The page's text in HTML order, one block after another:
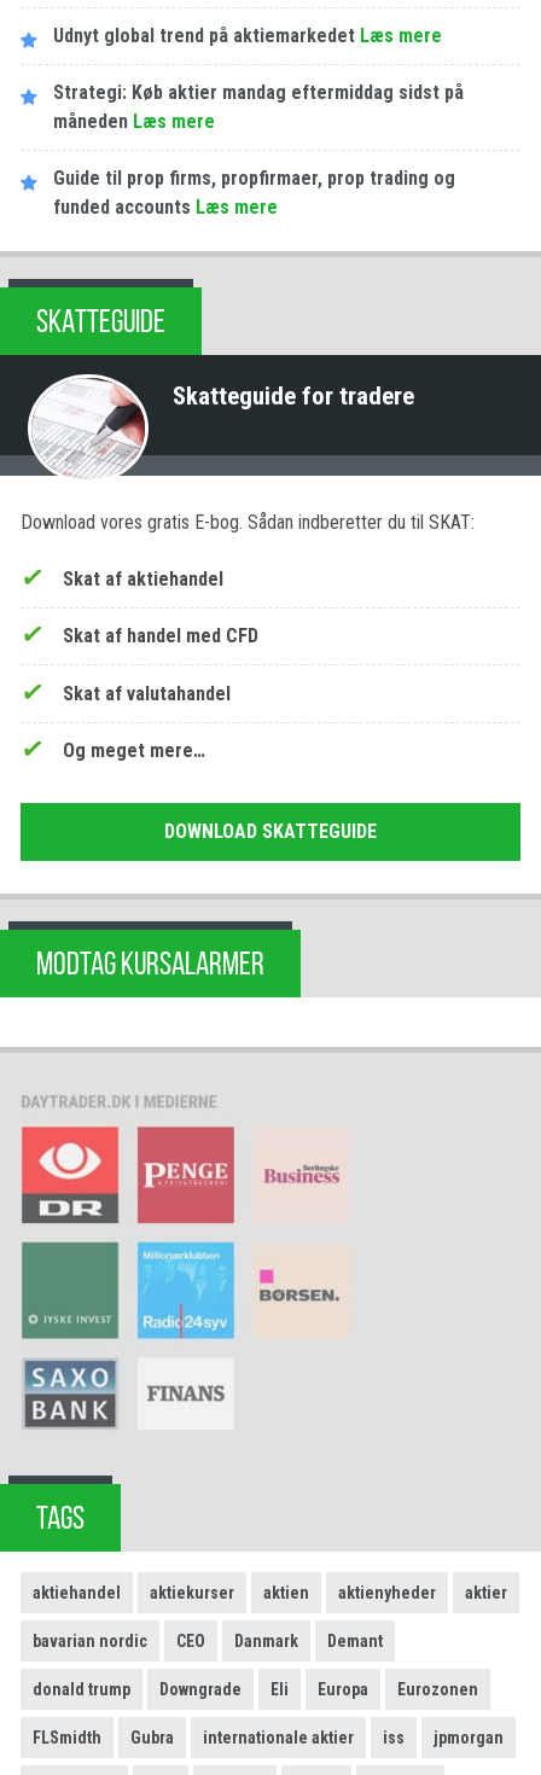
Udnyt global trend på aktiemarkedet Læs mere
Strategi: Køb aktier mandag eftermiddag sidst på
måneden Læs mere
Guide til prop firms, propfirmaer, prop trading og
funded accounts Læs mere
SKATTEGUIDE
Skatteguide for tradere
Download vores gratis E-bog. Sådan indberetter du til SKAT:
Skat af aktiehandel
Skat af handel med CFD
Skat af valutahandel
Og meget mere…
DOWNLOAD SKATTEGUIDE
MODTAG KURSALARMER
TAGS
aktiehandel aktiekurser aktien aktienyheder aktier
bavarian nordic CEO Danmark Demant
donald trump Downgrade Eli Europa Eurozonen
FLSmidth Gubra internationale aktier iss jpmorgan